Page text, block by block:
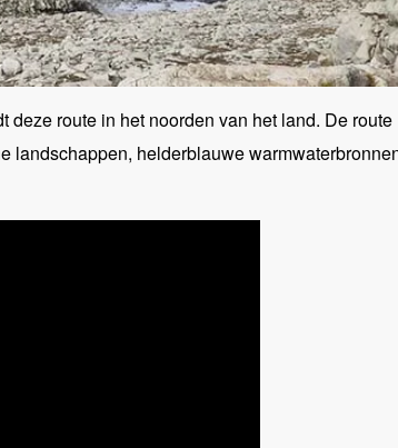
route in het noorden van het land. De route
landschappen, helderblauwe